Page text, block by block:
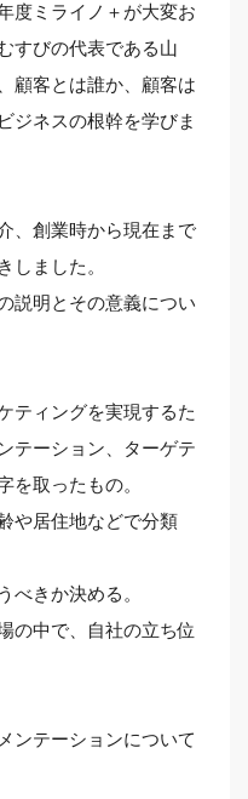
度ミライノ＋が大変お
すびの代表である山
顧客とは誰か、顧客は
ジネスの根幹を学びま
、創業時から現在まで
しました。
説明とその意義につい
ティングを実現するた
テーション、ターゲテ
を取ったもの。
や居住地などで分類
べきか決める。
の中で、自社の立ち位
ンテーションについて